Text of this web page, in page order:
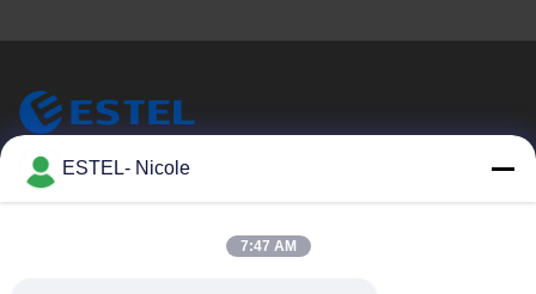
ESTEL (GUANGDONG) TECHNOLOGY CO., LTD.
ESTEL- Nicole
7:47 AM